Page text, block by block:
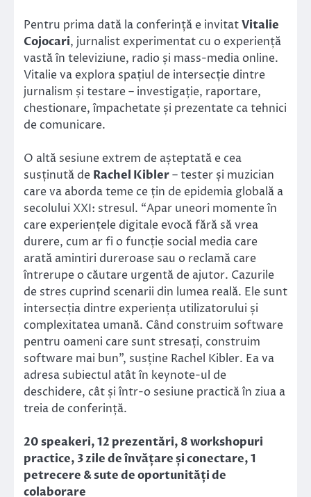
Pentru prima dată la conferință e invitatVitalie
Cojocari, jurnalist experimentat cu o experiență
vastă în televiziune, radio și mass-media online.
Vitalie va explora spațiul de intersecție dintre
jurnalism și testare – investigație, raportare,
chestionare, împachetate și prezentate ca tehnici
de comunicare.
O altă sesiune extrem de așteptată e cea
susținută de Rachel Kibler– tester și muzician
care va aborda teme ce țin de epidemia globală a
secolului XXI: stresul. “Apar uneori momente în
care experiențele digitale evocă fără să vrea
durere, cum ar fi o funcție social media care
arată amintiri dureroase sau o reclamă care
întrerupe o căutare urgentă de ajutor. Cazurile
de stres cuprind scenarii din lumea reală. Ele sunt
intersecția dintre experiența utilizatorului și
complexitatea umană. Când construim software
pentru oameni care sunt stresați, construim
software mai bun”, susține Rachel Kibler. Ea va
adresa subiectul atât în keynote-ul de
deschidere, cât și într-o sesiune practică în ziua a
treia de conferință.
20 speakeri, 12 prezentări, 8 workshopuri
practice, 3 zile de învățare și conectare, 1
petrecere & sute de oportunități de
colaborare